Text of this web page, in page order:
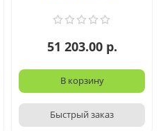
51 203.00 р.
В корзину
Быстрый заказ